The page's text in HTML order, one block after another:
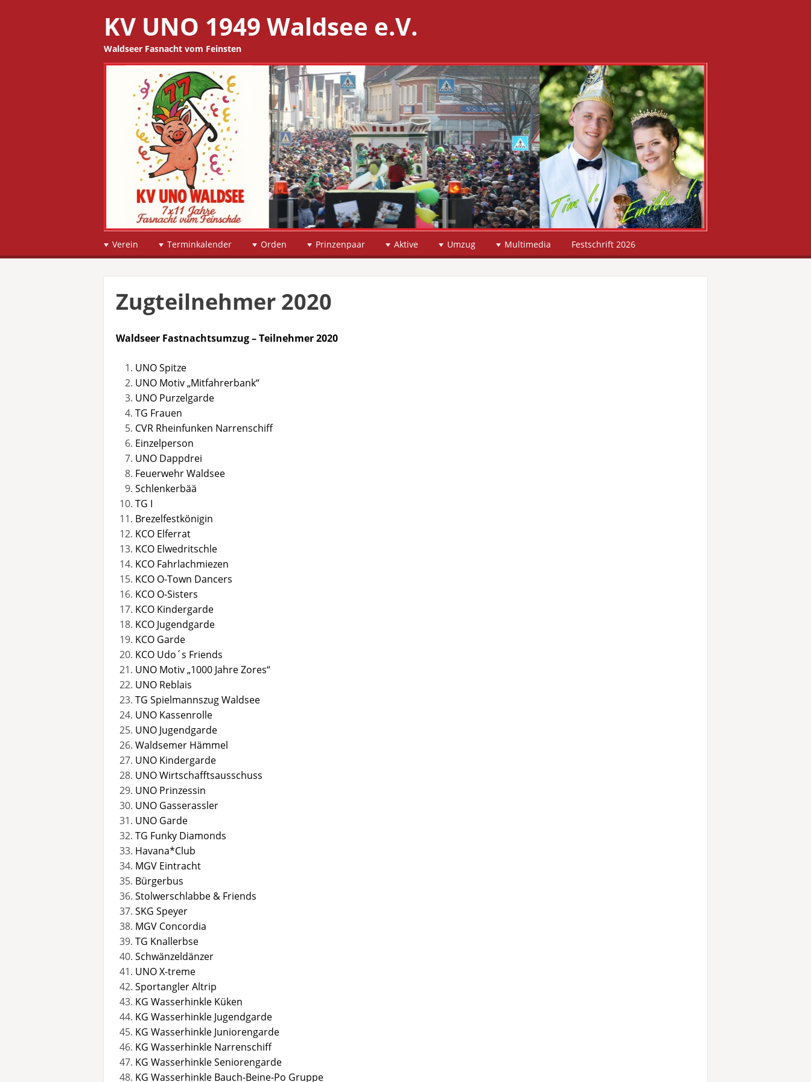
KV UNO 1949 Waldsee e.V.
Waldseer Fasnacht vom Feinsten
☰Menu
Skip to content
Verein Terminkalender Orden Prinzenpaar Aktive Umzug Multimedia Festschrift 2026
Zugteilnehmer 2020
Waldseer Fastnachtsumzug – Teilnehmer 2020
UNO Spitze
UNO Motiv „Mitfahrerbank“
UNO Purzelgarde
TG Frauen
CVR Rheinfunken Narrenschiff
Einzelperson
UNO Dappdrei
Feuerwehr Waldsee
Schlenkerbää
TG I
Brezelfestkönigin
KCO Elferrat
KCO Elwedritschle
KCO Fahrlachmiezen
KCO O-Town Dancers
KCO O-Sisters
KCO Kindergarde
KCO Jugendgarde
KCO Garde
KCO Udo´s Friends
UNO Motiv „1000 Jahre Zores“
UNO Reblais
TG Spielmannszug Waldsee
UNO Kassenrolle
UNO Jugendgarde
Waldsemer Hämmel
UNO Kindergarde
UNO Wirtschafftsausschuss
UNO Prinzessin
UNO Gasserassler
UNO Garde
TG Funky Diamonds
Havana*Club
MGV Eintracht
Bürgerbus
Stolwerschlabbe & Friends
SKG Speyer
MGV Concordia
TG Knallerbse
Schwänzeldänzer
UNO X-treme
Sportangler Altrip
KG Wasserhinkle Küken
KG Wasserhinkle Jugendgarde
KG Wasserhinkle Juniorengarde
KG Wasserhinkle Narrenschiff
KG Wasserhinkle Seniorengarde
KG Wasserhinkle Bauch-Beine-Po Gruppe